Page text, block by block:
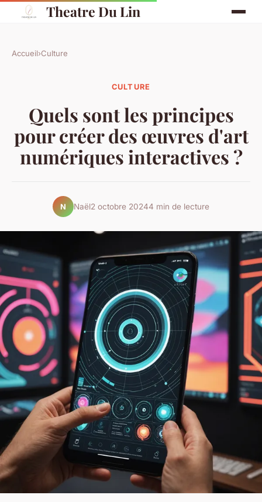
Theatre Du Lin
Accueil›Culture
CULTURE
Quels sont les principes
pour créer des œuvres d'art
numériques interactives ?
N Naël2 octobre 20244 min de lecture